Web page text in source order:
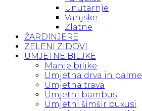
Unutarnje
Vanjske
Zlatne
ŽARDINJERE
ZELENI ZIDOVI
UMJETNE BILJKE
Manje biljke
Umjetna drva in palme
Umjetna trava
Umjetni bambus
Umjetni šimšir buxusi